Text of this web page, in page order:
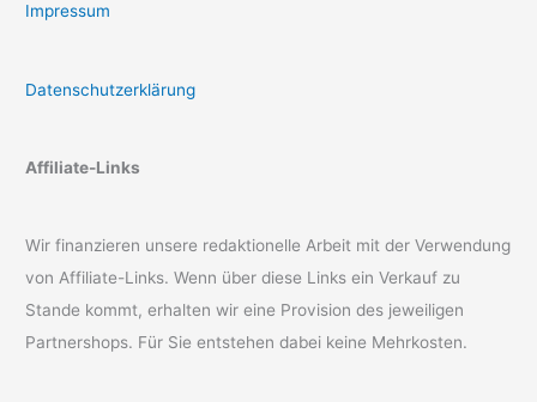
Impressum
Datenschutzerklärung
Affiliate-Links
Wir finanzieren unsere redaktionelle Arbeit mit der Verwendung
von Affiliate-Links. Wenn über diese Links ein Verkauf zu
Stande kommt, erhalten wir eine Provision des jeweiligen
Partnershops. Für Sie entstehen dabei keine Mehrkosten.